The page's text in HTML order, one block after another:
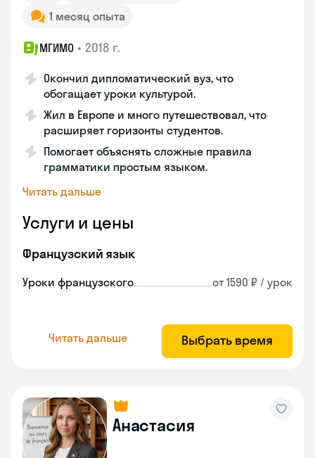
1 месяц опыта
МГИМО • 2018 г.
Окончил дипломатический вуз, что
обогащает уроки культурой.
Жил в Европе и много путешествовал, что
расширяет горизонты студентов.
Помогает объяснять сложные правила
грамматики простым языком.
Читать дальше
Услуги и цены
Французский язык
Уроки французского от 1590 ₽ / урок
Читать дальше Выбрать время
Анастасия